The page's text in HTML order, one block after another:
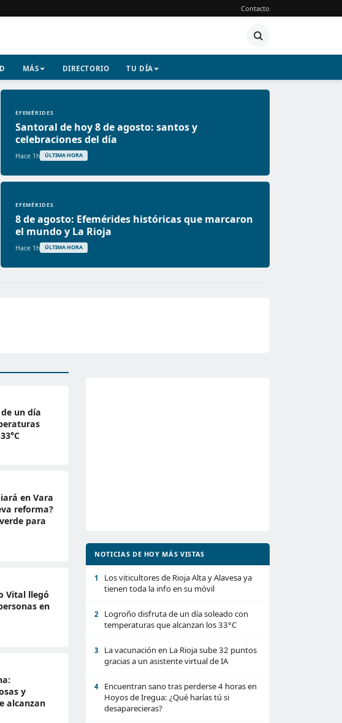
Contacto
MÁS DIRECTORIO TU DÍA
EFEMÉRIDES
Santoral de hoy 8 de agosto: santos y
celebraciones del día
Hace 1h ÚLTIMA HORA
EFEMÉRIDES
8 de agosto: Efemérides históricas que marcaron
el mundo y La Rioja
Hace 1h ÚLTIMA HORA
un día
en Vara
reforma?
para
Vital llegó
en
y
alcanzan
NOTICIAS DE HOY MÁS VISTAS
1
Los viticultores de Rioja Alta y Alavesa ya
tienen toda la info en su móvil
2
Logroño disfruta de un día soleado con
temperaturas que alcanzan los 33°C
3
La vacunación en La Rioja sube 32 puntos
gracias a un asistente virtual de IA
4
Encuentran sano tras perderse 4 horas en
Hoyos de Iregua: ¿Qué harías tú si
desaparecieras?